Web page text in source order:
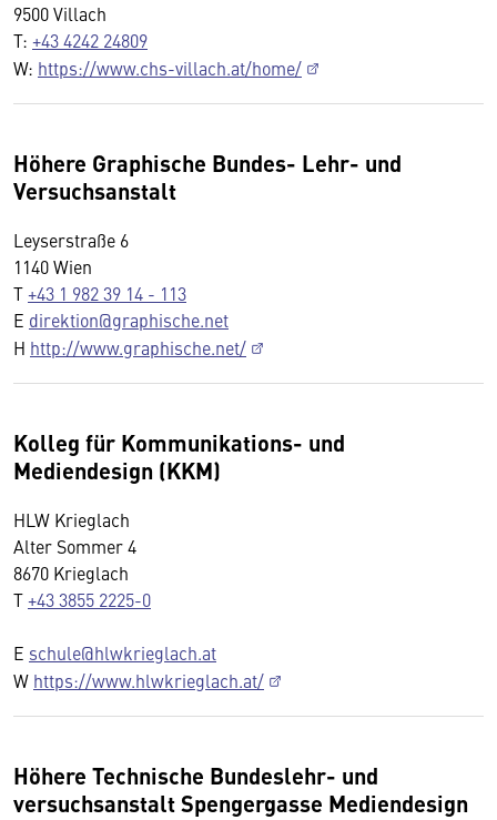
9500 Villach
T: +43 4242 24809
W: https://www.chs-villach.at/home/
Höhere Graphische Bundes- Lehr- und
Versuchsanstalt
Leyserstraße 6
1140 Wien
T+43 1 982 39 14 - 113
E direktion@graphische.net
H http://www.graphische.net/
Kolleg für Kommunikations- und
Mediendesign (KKM)
HLW Krieglach
Alter Sommer 4
8670 Krieglach
T+43 3855 2225-0
E schule@hlwkrieglach.at
W https://www.hlwkrieglach.at/
Höhere Technische Bundeslehr- und
versuchsanstalt Spengergasse Mediendesign